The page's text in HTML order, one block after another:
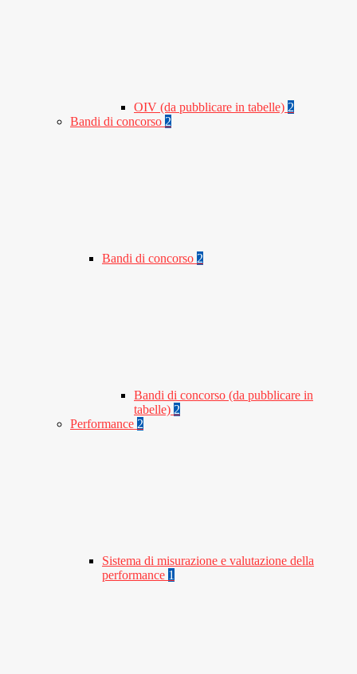
OIV (da pubblicare in tabelle) 2
Bandi di concorso 2
Bandi di concorso 2
Bandi di concorso (da pubblicare in
tabelle) 2
Performance 2
Sistema di misurazione e valutazione della
performance 1